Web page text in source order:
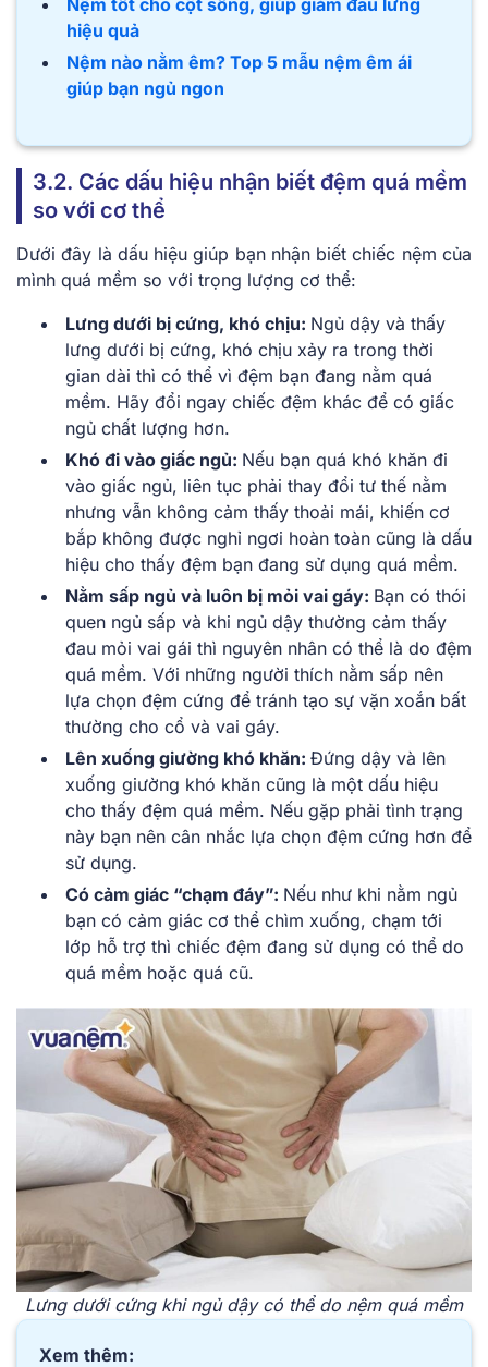
hiệu quả
Nệm nào nằm êm? Top 5 mẫu nệm êm ái
giúp bạn ngủ ngon
3.2. Các dấu hiệu nhận biết đệm quá mềm
so với cơ thể
Dưới đây là dấu hiệu giúp bạn nhận biết chiếc nệm của
mình quá mềm so với trọng lượng cơ thể:
Lưng dưới bị cứng, khó chịu: Ngủ dậy và thấy
lưng dưới bị cứng, khó chịu xảy ra trong thời
gian dài thì có thể vì đệm bạn đang nằm quá
mềm. Hãy đổi ngay chiếc đệm khác để có giấc
ngủ chất lượng hơn.
Khó đi vào giấc ngủ: Nếu bạn quá khó khăn đi
vào giấc ngủ, liên tục phải thay đổi tư thế nằm
nhưng vẫn không cảm thấy thoải mái, khiến cơ
bắp không được nghỉ ngơi hoàn toàn cũng là dấu
hiệu cho thấy đệm bạn đang sử dụng quá mềm.
Nằm sấp ngủ và luôn bị mỏi vai gáy: Bạn có thói
quen ngủ sấp và khi ngủ dậy thường cảm thấy
đau mỏi vai gái thì nguyên nhân có thể là do đệm
quá mềm. Với những người thích nằm sấp nên
lựa chọn đệm cứng để tránh tạo sự vặn xoắn bất
thường cho cổ và vai gáy.
Lên xuống giường khó khăn: Đứng dậy và lên
xuống giường khó khăn cũng là một dấu hiệu
cho thấy đệm quá mềm. Nếu gặp phải tình trạng
này bạn nên cân nhắc lựa chọn đệm cứng hơn để
sử dụng.
Có cảm giác “chạm đáy”: Nếu như khi nằm ngủ
bạn có cảm giác cơ thể chìm xuống, chạm tới
lớp hỗ trợ thì chiếc đệm đang sử dụng có thể do
quá mềm hoặc quá cũ.
Lưng dưới cứng khi ngủ dậy có thể do nệm quá mềm
Xem thêm: